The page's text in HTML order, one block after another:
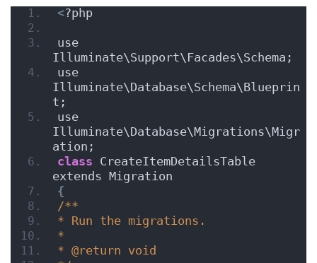
<?php
use
Illuminate\Support\Facades\Schema;
use
Illuminate\Database\Schema\Blueprin
t;
use
Illuminate\Database\Migrations\Migr
ation;
class CreateItemDetailsTable
extends Migration
{
/**
* Run the migrations.
*
* @return void